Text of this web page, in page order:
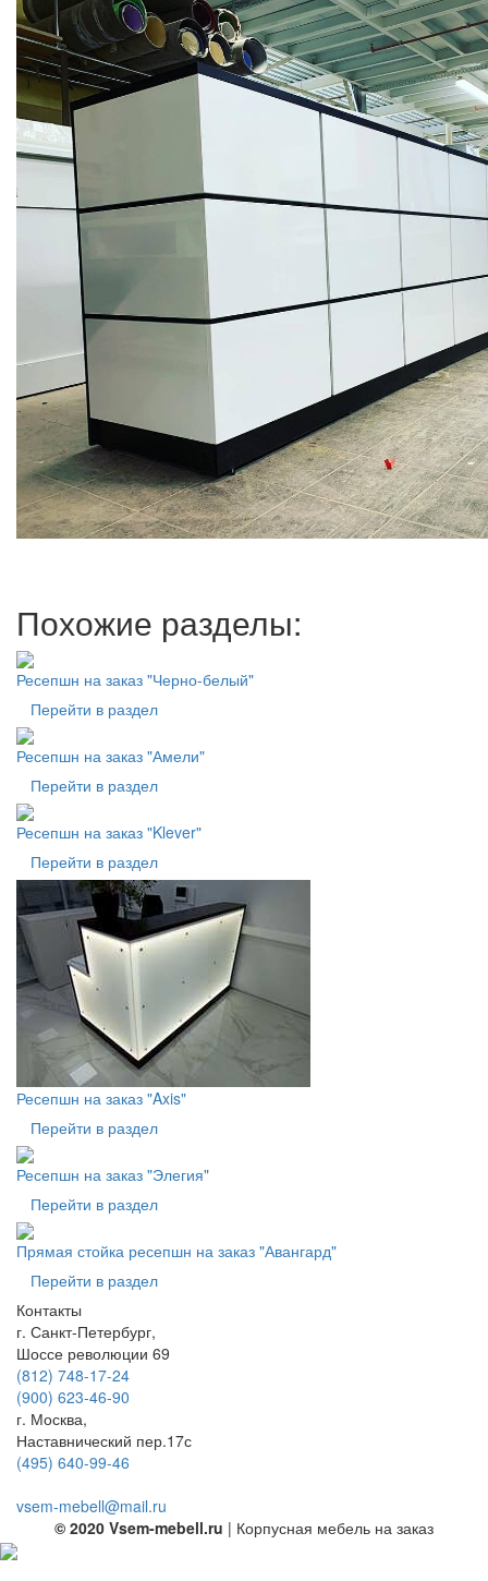
Похожие разделы:
Ресепшн на заказ "Черно-белый"
Перейти в раздел
Ресепшн на заказ "Амели"
Перейти в раздел
Ресепшн на заказ "Klever"
Перейти в раздел
Ресепшн на заказ "Axis"
Перейти в раздел
Ресепшн на заказ "Элегия"
Перейти в раздел
Прямая стойка ресепшн на заказ "Авангард"
Перейти в раздел
Контакты
г. Санкт-Петербург,
Шоссе революции 69
(812) 748-17-24
(900) 623-46-90
г. Москва,
Наставнический пер.17с
(495) 640-99-46
vsem-mebell@mail.ru
© 2020 Vsem-mebell.ru | Корпусная мебель на заказ